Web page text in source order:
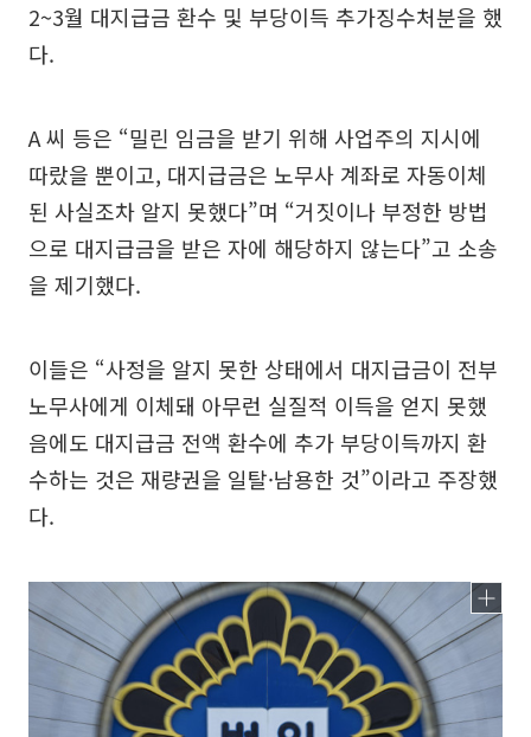
2~3월 대지급금 환수 및 부당이득 추가징수처분을 했
다.
A 씨 등은 “밀린 임금을 받기 위해 사업주의 지시에
따랐을 뿐이고, 대지급금은 노무사 계좌로 자동이체
된 사실조차 알지 못했다”며 “거짓이나 부정한 방법
으로 대지급금을 받은 자에 해당하지 않는다”고 소송
을 제기했다.
이들은 “사정을 알지 못한 상태에서 대지급금이 전부
노무사에게 이체돼 아무런 실질적 이득을 얻지 못했
음에도 대지급금 전액 환수에 추가 부당이득까지 환
수하는 것은 재량권을 일탈·남용한 것”이라고 주장했
다.